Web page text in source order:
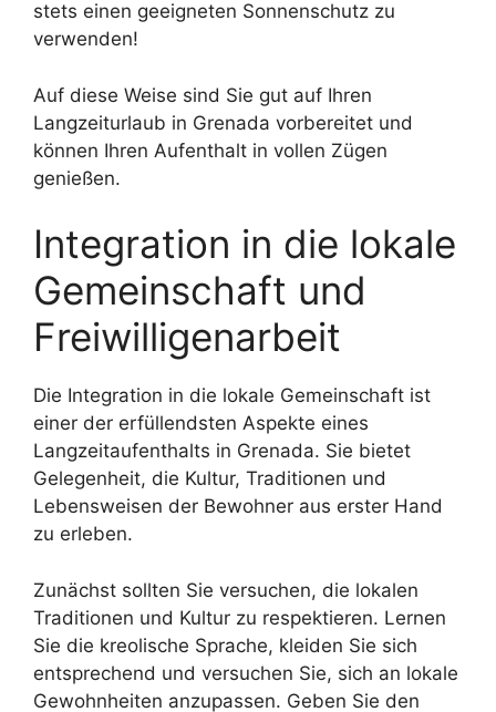
stets einen geeigneten Sonnenschutz zu
verwenden!
Auf diese Weise sind Sie gut auf Ihren
Langzeiturlaub in Grenada vorbereitet und
können Ihren Aufenthalt in vollen Zügen
genießen.
Integration in die lokale
Gemeinschaft und
Freiwilligenarbeit
Die Integration in die lokale Gemeinschaft ist
einer der erfüllendsten Aspekte eines
Langzeitaufenthalts in Grenada. Sie bietet
Gelegenheit, die Kultur, Traditionen und
Lebensweisen der Bewohner aus erster Hand
zu erleben.
Zunächst sollten Sie versuchen, die lokalen
Traditionen und Kultur zu respektieren. Lernen
Sie die kreolische Sprache, kleiden Sie sich
entsprechend und versuchen Sie, sich an lokale
Gewohnheiten anzupassen. Geben Sie den